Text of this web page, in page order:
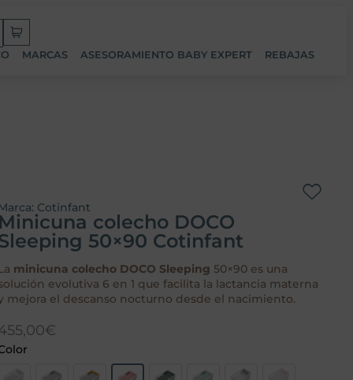
MARCAS ASESORAMIENTO BABY EXPERT REBAJAS
Cotinfant
colecho DOCO
50×90 Cotinfant
minicuna colecho DOCO Sleeping 50×90 es una
evolutiva 6 en 1 que facilita la lactancia materna
mejora el descanso nocturno desde el nacimiento.
€